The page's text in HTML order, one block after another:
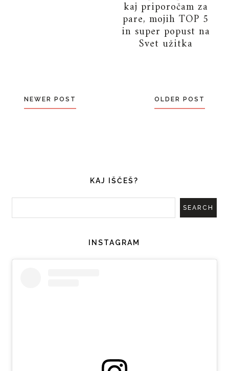
kaj priporočam za
pare, mojih TOP 5
in super popust na
Svet užitka
NEWER POST OLDER POST
KAJ IŠČEŠ?
INSTAGRAM